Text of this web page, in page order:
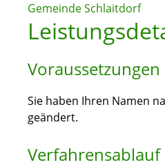
Gemeinde Schlaitdorf
Voraussetzungen
Sie haben Ihren Namen
geändert.
Verfahrensablauf